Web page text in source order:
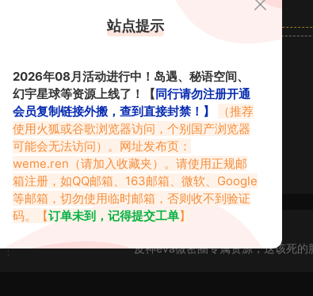
看站内帮助中心！
0
皮神eva微密圈专属资源，这该死的
站点提示
2026年08月活动进行中！岛遇、秘语空间、
幻宇星球等资源上线了！【同行请勿注册开通
会员复制链接外搬，查到直接封禁！】
（推荐
使用火狐或谷歌浏览器访问，个别国产浏览器
可能会无法访问）。网址发布页：
weme.ren （请加入收藏夹）。请使用正规邮
箱注册，如QQ邮箱、163邮箱、微软、Google
等邮箱，切勿使用临时邮箱，否则收不到验证
码。【订单未到，记得提交工单】